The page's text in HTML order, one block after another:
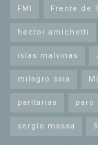
FMI Frente de
hector amichetti
islas malvinas
milagro sala
paritarias paro
sergio massa